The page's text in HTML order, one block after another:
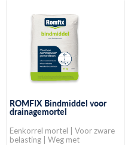
ROMFIX Bindmiddel voor
drainagemortel
Eenkorrel mortel | Voor zware
belasting | Weg met